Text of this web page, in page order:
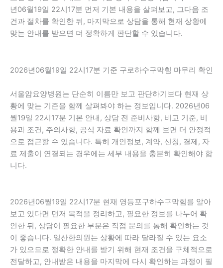
년06월19일 22시17분 먼저 기본 내용을 살펴보고, 그다음 조
건과 절차를 확인한 뒤, 마지막으로 상담을 통해 현재 상황에
맞는 안내를 받으면 더 정확하게 판단할 수 있습니다.
2026년06월19일 22시17분 기준 구로하수구막힘 마무리 확인
서울암요양병원는 단순히 이름만 보고 판단하기보다 현재 상
황에 맞는 기준을 함께 살펴봐야 하는 정보입니다. 2026년06
월19일 22시17분 기본 안내, 상담 전 준비사항, 비교 기준, 비
용과 조건, 주의사항, 공식 자료 확인까지 함께 보면 더 안정적
으로 접근할 수 있습니다. 특히 개인정보, 계약, 신청, 결제, 자
료 제출이 연결되는 경우에는 세부 내용을 충분히 확인해야 합
니다.
2026년06월19일 22시17분 현재 영등포구하수구막힘를 알아
보고 있다면 먼저 목적을 정리하고, 필요한 정보를 나누어 확
인한 뒤, 상담이 필요한 부분은 직접 문의를 통해 확인하는 것
이 좋습니다. 일산한의원는 상황에 따라 달라질 수 있는 요소
가 있으므로 정확한 안내를 받기 위해 현재 조건을 구체적으로
전달하고, 안내받은 내용을 마지막에 다시 확인하는 과정이 필